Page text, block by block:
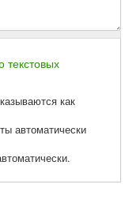
как
автоматически